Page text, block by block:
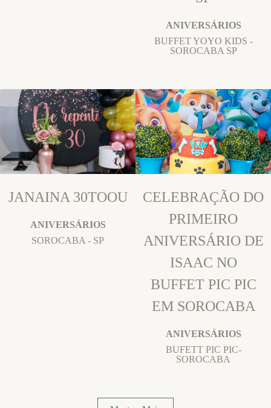
ANIVERSÁRIOS
BUFFET YOYO KIDS -
SOROCABA SP
JANAINA 30TOOU
ANIVERSÁRIOS
SOROCABA - SP
CELEBRAÇÃO DO
PRIMEIRO
ANIVERSÁRIO DE
ISAAC NO
BUFFET PIC PIC
EM SOROCABA
ANIVERSÁRIOS
BUFETT PIC PIC-
SOROCABA